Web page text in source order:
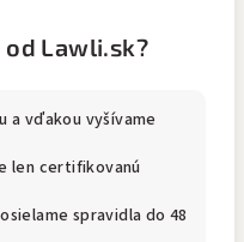
Lawli.sk?
a vďakou vyšívame
len certifikovanú
spravidla do 48